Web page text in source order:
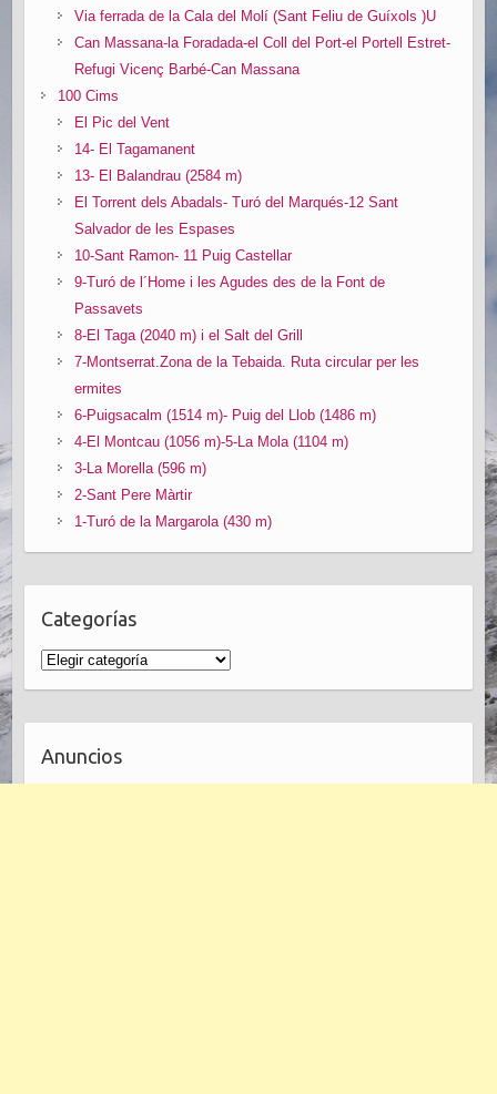
Via ferrada de la Cala del Molí (Sant Feliu de Guíxols )U
Can Massana-la Foradada-el Coll del Port-el Portell Estret-
Refugi Vicenç Barbé-Can Massana
100 Cims
El Pic del Vent
14- El Tagamanent
13- El Balandrau (2584 m)
El Torrent dels Abadals- Turó del Marqués-12 Sant
Salvador de les Espases
10-Sant Ramon- 11 Puig Castellar
9-Turó de l´Home i les Agudes des de la Font de
Passavets
8-El Taga (2040 m) i el Salt del Grill
7-Montserrat.Zona de la Tebaida. Ruta circular per les
ermites
6-Puigsacalm (1514 m)- Puig del Llob (1486 m)
4-El Montcau (1056 m)-5-La Mola (1104 m)
3-La Morella (596 m)
2-Sant Pere Màrtir
1-Turó de la Margarola (430 m)
Categorías
Anuncios